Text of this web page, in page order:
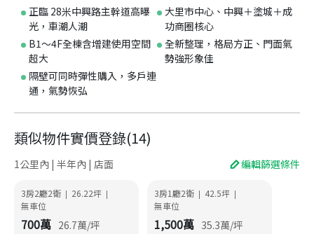
正臨 28米中興路主幹道高曝
光，車潮人潮
大里市中心、中興＋塗城＋成
功商圈核心
B1～4F全棟含增建使用空間
超大
全新整理，格局方正、門面氣
勢強形象佳
隔壁可同時彈性購入，多戶連
通，氣勢恢弘
類似物件實價登錄(14)
1公里內 | 半年內 | 店面 編輯篩選條件
3房2廳2衛 | 26.22坪 |
無車位
700萬 26.7萬/坪
3房1廳2衛 | 42.5坪 |
無車位
1,500萬 35.3萬/坪